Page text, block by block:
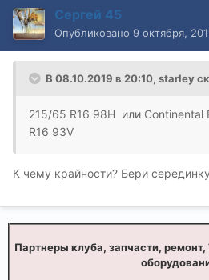
Сергей 45
Опубликовано 9 октября,
В 08.10.2019 в 20:10, starley
215/65 R16 98H или Continental
R16 93V
К чему крайности? Бери
Партнеры клуба, запчасти,